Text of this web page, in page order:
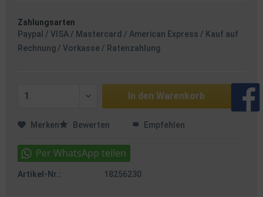
Zahlungsarten
Paypal / VISA / Mastercard / American Express / Kauf auf
Rechnung / Vorkasse / Ratenzahlung
In den Warenkorb
Merken Bewerten Empfehlen
Artikel-Nr.: 18256230